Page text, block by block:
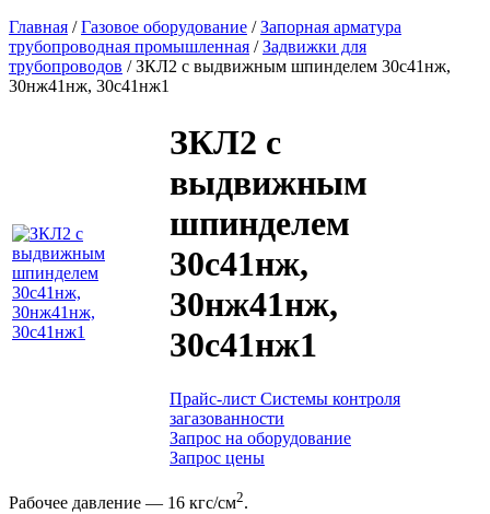
Главная / Газовое оборудование / Запорная арматура
трубопроводная промышленная / Задвижки для
трубопроводов / ЗКЛ2 с выдвижным шпинделем 30с41нж,
30нж41нж, 30с41нж1
ЗКЛ2 с
выдвижным
шпинделем
30с41нж,
30нж41нж,
30с41нж1
Прайс-лист Системы контроля
загазованности
Запрос на оборудование
Запрос цены
Рабочее давление — 16 кгс/см2.